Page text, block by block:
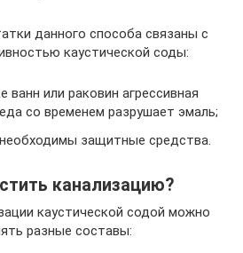
данного способа связаны с
каустической соды:
ванн или раковин агрессивная
со временем разрушает эмаль;
защитные средства.
канализацию?
каустической содой можно
разные составы: